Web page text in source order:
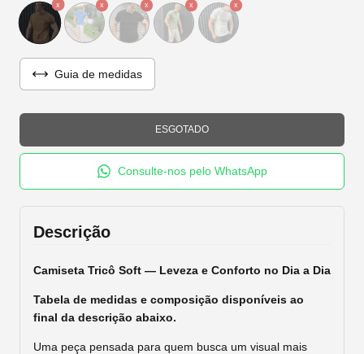
Guia de medidas
Consulte-nos pelo WhatsApp
Descrição
Camiseta Tricô Soft — Leveza e Conforto no Dia a Dia
Tabela de medidas e composição disponíveis ao
final da descrição abaixo.
Uma peça pensada para quem busca um visual mais